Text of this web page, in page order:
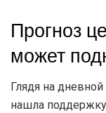
Прогноз
может
Глядя на
нашла